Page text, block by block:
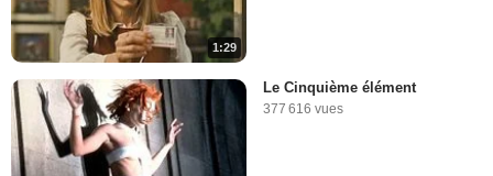
1:29
Le Cinquième élément
377 616 vues